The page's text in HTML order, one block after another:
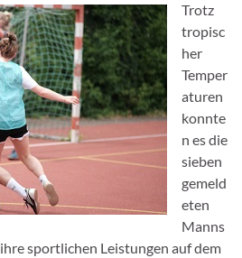
Trotz
tropisc
her
Temper
aturen
konnte
n es die
sieben
gemeld
eten
Manns
ihre sportlichen Leistungen auf dem